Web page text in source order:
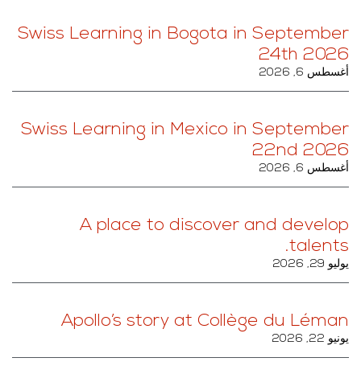
Swiss Learning in Bogota in September
24th 2026
أغسطس 6, 2026
Swiss Learning in Mexico in September
22nd 2026
أغسطس 6, 2026
A place to discover and develop
talents.
يوليو 29, 2026
Apollo’s story at Collège du Léman
يونيو 22, 2026